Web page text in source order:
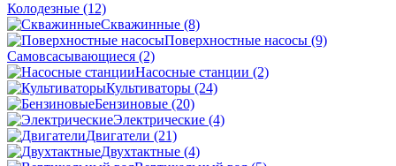
Колодезные (12)
Скважинные (8)
Поверхностные насосы (9)
Самовсасывающиеся (2)
Насосные станции (2)
Культиваторы (24)
Бензиновые (20)
Электрические (4)
Двигатели (21)
Двухтактные (4)